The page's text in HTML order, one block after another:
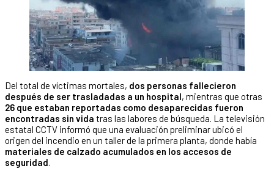
Del total de víctimas mortales, dos personas fallecieron
después de ser trasladadas a un hospital, mientras que otras
26 que estaban reportadas como desaparecidas fueron
encontradas sin vida tras las labores de búsqueda. La televisión
estatal CCTV informó que una evaluación preliminar ubicó el
origen del incendio en un taller de la primera planta, donde había
materiales de calzado acumulados en los accesos de
seguridad.